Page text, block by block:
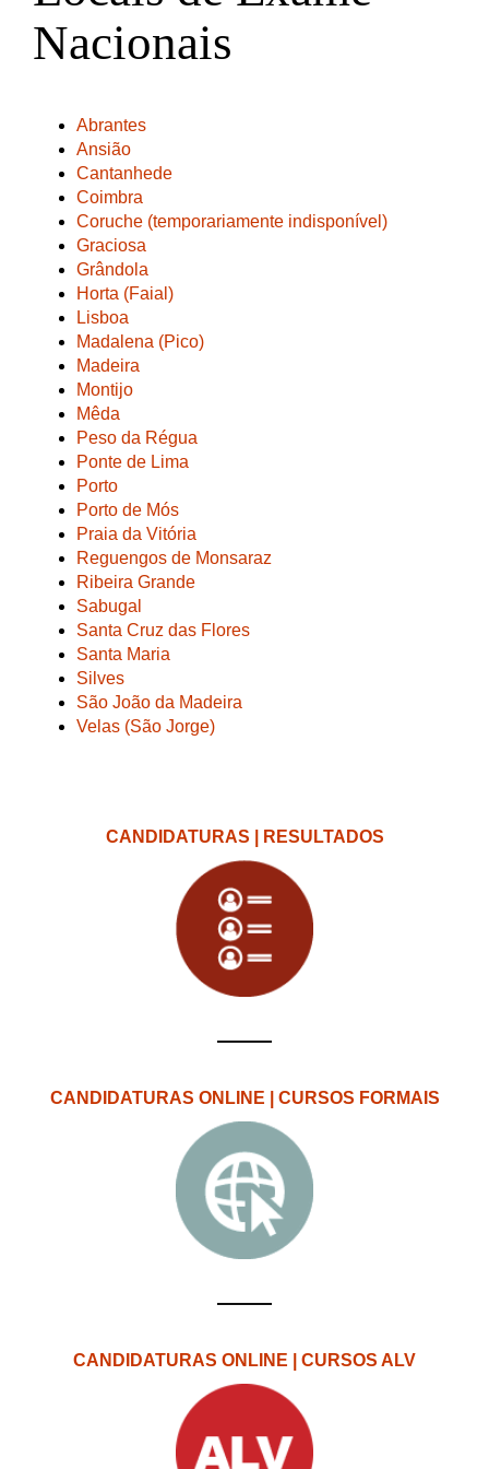
Nacionais
Abrantes
Ansião
Cantanhede
Coimbra
Coruche (temporariamente indisponível)
Graciosa
Grândola
Horta (Faial)
Lisboa
Madalena (Pico)
Madeira
Montijo
Mêda
Peso da Régua
Ponte de Lima
Porto
Porto de Mós
Praia da Vitória
Reguengos de Monsaraz
Ribeira Grande
Sabugal
Santa Cruz das Flores
Santa Maria
Silves
São João da Madeira
Velas (São Jorge)
CANDIDATURAS | RESULTADOS
CANDIDATURAS ONLINE | CURSOS FORMAIS
CANDIDATURAS ONLINE | CURSOS ALV